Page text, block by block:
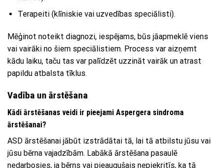
Terapeiti (klīniskie vai uzvedības speciālisti).
Mēģinot noteikt diagnozi, iespējams, būs jāapmeklē viens
vai vairāki no šiem speciālistiem. Process var aizņemt
kādu laiku, taču tas var palīdzēt uzzināt vairāk un atrast
papildu atbalsta tīklus.
Vadība un ārstēšana
Kādi ārstēšanas veidi ir pieejami Aspergera sindroma
ārstēšanai?
ASD ārstēšanai jābūt izstrādātai tā, lai tā atbilstu jūsu vai
jūsu bērna vajadzībām. Labākā ārstēšana pasaulē
nedarbosies, ja bērns vai pieaugušais nepiekritīs, ka tā